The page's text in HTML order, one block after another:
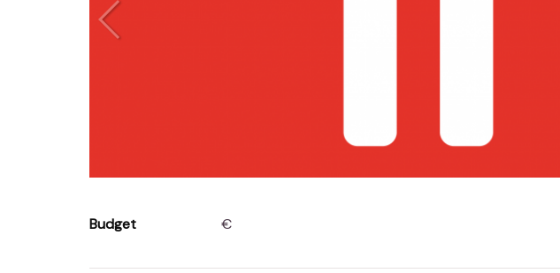
Budget €